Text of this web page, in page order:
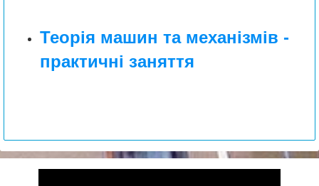
Теорія машин та механізмів -
практичні заняття